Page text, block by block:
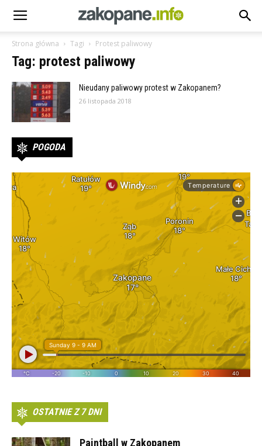
Strona główna Tagi Protest paliwowy
Tag: protest paliwowy
Nieudany paliwowy protest w Zakopanem?
26 listopada 2018
POGODA
OSTATNIE Z 7 DNI
Paintball w Zakopanem